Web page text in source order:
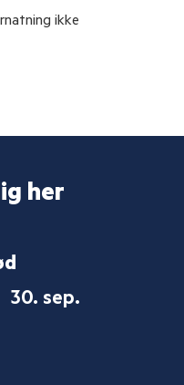
ikke
her
30. sep.